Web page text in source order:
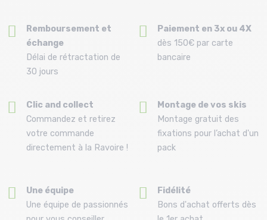
Remboursement et
échange
Délai de rétractation de
30 jours
Paiement en 3x ou 4X
dès 150€ par carte
bancaire
Clic and collect
Commandez et retirez
votre commande
directement à la Ravoire !
Montage de vos skis
Montage gratuit des
fixations pour l’achat d'un
pack
Une équipe
Une équipe de passionnés
Fidélité
Bons d'achat offerts dès